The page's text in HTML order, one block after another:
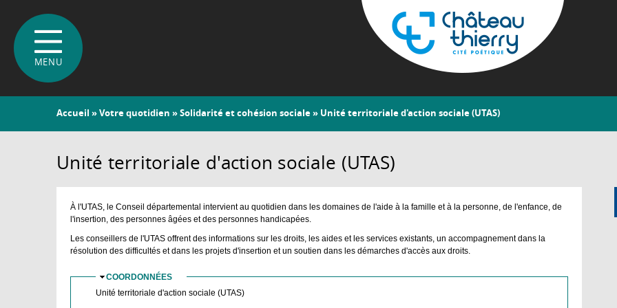
au
contenu
principal
Château-
Thierry
Vous
êtes
Accueil »Votre quotidien »Solidarité et cohésion sociale» Unité territoriale d'action sociale (UTAS)
Unité territoriale d'action sociale (UTAS)
À l'UTAS, le Conseil départemental intervient au quotidien dans les domaines de l'aide à la famille et à la personne, de l'enfance, de
l'insertion, des personnes âgées et des personnes handicapées.
Les conseillers de l'UTAS offrent des informations sur les droits, les aides et les services existants, un accompagnement dans la
résolution des difficultés et dans les projets d'insertion et un soutien dans les démarches d'accès aux droits.
MASQUER
COORDONNÉES
Unité territoriale d'action sociale (UTAS)